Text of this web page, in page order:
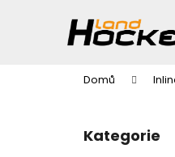
Domů
Přeskočit
kategorie
Kategorie
Zpět
obchodu
Zpět
obchodu